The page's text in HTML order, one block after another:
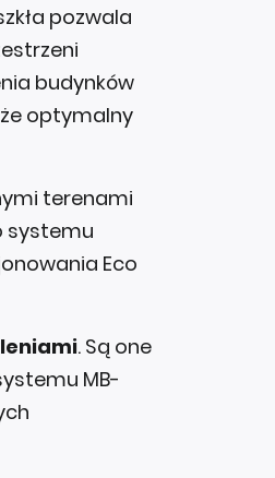
pozwala
budynków
optymalny
terenami
systemu
Eco
. Są one
MB-